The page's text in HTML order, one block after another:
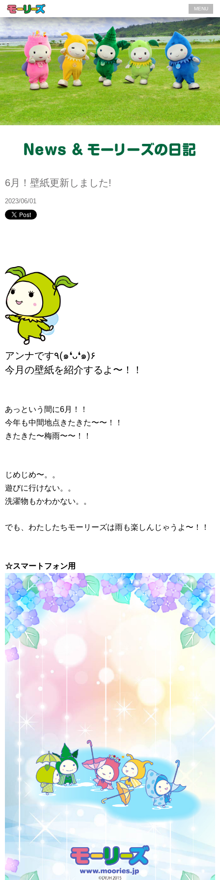
MENU
6月！壁紙更新しました!
2023/06/01
アンナです٩(๑❛ᴗ❛๑)۶
今月の壁紙を紹介するよ〜！！
あっという間に6月！！
今年も中間地点きたきた〜〜！！
きたきた〜梅雨〜〜！！
じめじめ〜。。
遊びに行けない。。
洗濯物もかわかない。。
でも、わたしたちモーリーズは雨も楽しんじゃうよ〜！！
☆スマートフォン用